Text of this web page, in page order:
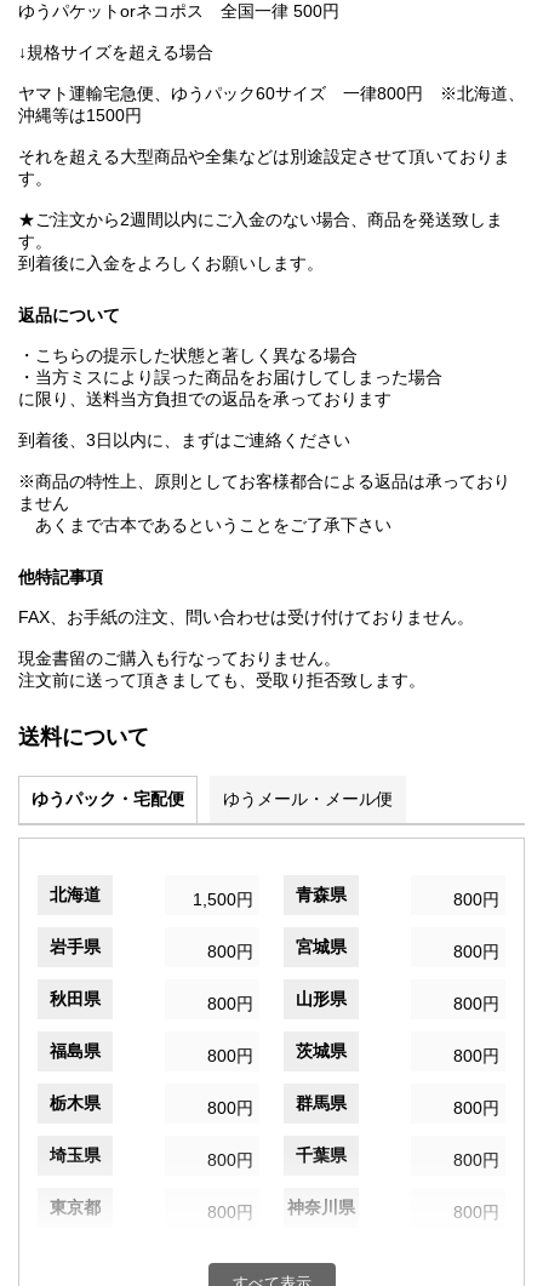
ゆうパケットorネコポス 全国一律 500円
↓規格サイズを超える場合
ヤマト運輸宅急便、ゆうパック60サイズ 一律800円 ※北海道、
沖縄等は1500円
それを超える大型商品や全集などは別途設定させて頂いておりま
す。
★ご注文から2週間以内にご入金のない場合、商品を発送致しま
す。
到着後に入金をよろしくお願いします。
返品について
・こちらの提示した状態と著しく異なる場合
・当方ミスにより誤った商品をお届けしてしまった場合
に限り、送料当方負担での返品を承っております
到着後、3日以内に、まずはご連絡ください
※商品の特性上、原則としてお客様都合による返品は承っており
ません
あくまで古本であるということをご了承下さい
他特記事項
FAX、お手紙の注文、問い合わせは受け付けておりません。
現金書留のご購入も行なっておりません。
注文前に送って頂きましても、受取り拒否致します。
送料について
ゆうパック・宅配便 ゆうメール・メール便
北海道 1,500円 青森県 800円
岩手県 800円 宮城県 800円
秋田県 800円 山形県 800円
福島県 800円 茨城県 800円
栃木県 800円 群馬県 800円
埼玉県 800円 千葉県 800円
東京都 800円 神奈川県 800円
800円 富山県